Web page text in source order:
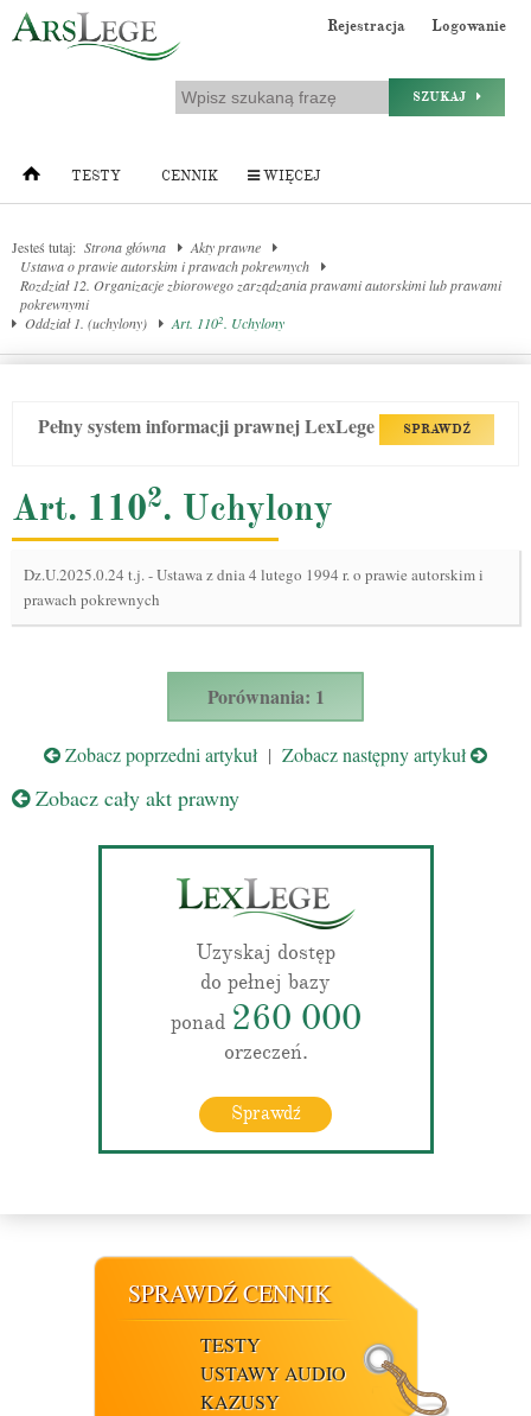
Rejestracja Logowanie
SZUKAJ
TESTY CENNIK WIĘCEJ
Jesteś tutaj: Strona główna
Akty prawne
Ustawa o prawie autorskim i prawach pokrewnych
Rozdział 12. Organizacje zbiorowego zarządzania prawami autorskimi lub prawami
pokrewnymi
Oddział 1. (uchylony)
Art. 1102. Uchylony
Pełny system informacji prawnej LexLege SPRAWDŹ
Art. 1102. Uchylony
Dz.U.2025.0.24 t.j.-Ustawa z dnia 4 lutego 1994 r. o prawie autorskim i
prawach pokrewnych
Porównania: 1
Zobacz poprzedni artykuł | Zobacz następny artykuł
Zobacz cały akt prawny
Uzyskaj dostęp
do pełnej bazy
ponad 260 000
orzeczeń.
Sprawdź
SPRAWDŹ CENNIK
TESTY
USTAWY AUDIO
KAZUSY